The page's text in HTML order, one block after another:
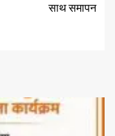
साथ समापन